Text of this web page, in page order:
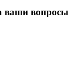
ваши вопросы